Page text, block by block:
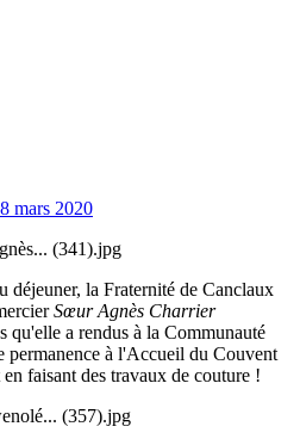
mars 2020
déjeuner, la Fraternité de Canclaux
Sœur Agnès Charrier
qu'elle a rendus à la Communauté
permanence à l'Accueil du Couvent
faisant des travaux de couture !